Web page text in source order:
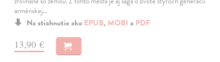
arménskej…
Na stiahnutie ako EPUB, MOBI a PDF
13,90 €